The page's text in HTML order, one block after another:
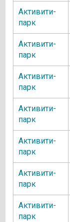
Активити-
парк
Активити-
парк
Активити-
парк
Активити-
парк
Активити-
парк
Активити-
парк
Активити-
парк